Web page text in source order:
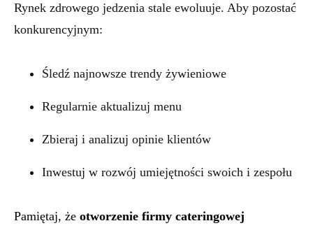
Rynek zdrowego jedzenia stale ewoluuje. Aby pozostać
konkurencyjnym:
Śledź najnowsze trendy żywieniowe
Regularnie aktualizuj menu
Zbieraj i analizuj opinie klientów
Inwestuj w rozwój umiejętności swoich i zespołu
Pamiętaj, że otworzenie firmy cateringowej